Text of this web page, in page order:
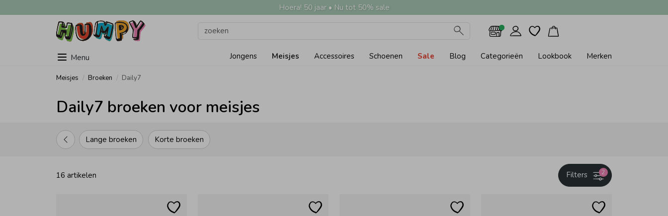
Hoera! 50 jaar • Nu tot 50% sale
Menu Jongens Meisjes Accessoires Schoenen Sale Blog Categorieën Lookbook Merken
Meisjes Broeken Daily7
Daily7 broeken voor meisjes
Korte broeken
Lange broeken
16 artikelen 2
Filters